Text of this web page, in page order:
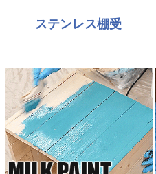
ステンレス棚受